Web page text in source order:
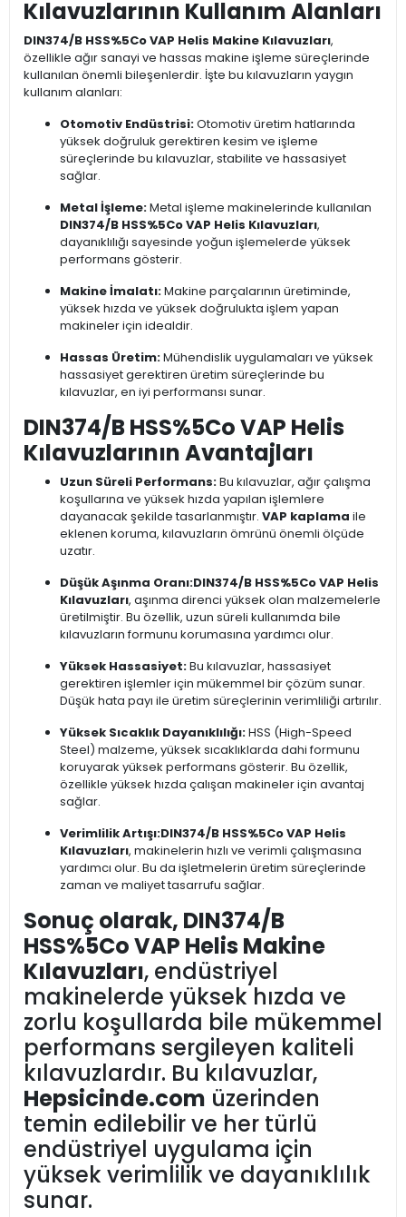
Kılavuzlarının Kullanım Alanları
DIN374/B HSS%5Co VAP Helis Makine Kılavuzları,
özellikle ağır sanayi ve hassas makine işleme süreçlerinde
kullanılan önemli bileşenlerdir. İşte bu kılavuzların yaygın
kullanım alanları:
Otomotiv Endüstrisi:Otomotiv üretim hatlarında
yüksek doğruluk gerektiren kesim ve işleme
süreçlerinde bu kılavuzlar, stabilite ve hassasiyet
sağlar.
Metal İşleme:Metal işleme makinelerinde kullanılan
DIN374/B HSS%5Co VAP Helis Kılavuzları,
dayanıklılığı sayesinde yoğun işlemelerde yüksek
performans gösterir.
Makine İmalatı:Makine parçalarının üretiminde,
yüksek hızda ve yüksek doğrulukta işlem yapan
makineler için idealdir.
Hassas Üretim:Mühendislik uygulamaları ve yüksek
hassasiyet gerektiren üretim süreçlerinde bu
kılavuzlar, en iyi performansı sunar.
DIN374/B HSS%5Co VAP Helis
Kılavuzlarının Avantajları
Uzun Süreli Performans:Bu kılavuzlar, ağır çalışma
koşullarına ve yüksek hızda yapılan işlemlere
dayanacak şekilde tasarlanmıştır. VAP kaplama ile
eklenen koruma, kılavuzların ömrünü önemli ölçüde
uzatır.
Düşük Aşınma Oranı:DIN374/B HSS%5Co VAP Helis
Kılavuzları, aşınma direnci yüksek olan malzemelerle
üretilmiştir. Bu özellik, uzun süreli kullanımda bile
kılavuzların formunu korumasına yardımcı olur.
Yüksek Hassasiyet:Bu kılavuzlar, hassasiyet
gerektiren işlemler için mükemmel bir çözüm sunar.
Düşük hata payı ile üretim süreçlerinin verimliliği artırılır.
Yüksek Sıcaklık Dayanıklılığı:HSS (High-Speed
Steel) malzeme, yüksek sıcaklıklarda dahi formunu
koruyarak yüksek performans gösterir. Bu özellik,
özellikle yüksek hızda çalışan makineler için avantaj
sağlar.
Verimlilik Artışı:DIN374/B HSS%5Co VAP Helis
Kılavuzları, makinelerin hızlı ve verimli çalışmasına
yardımcı olur. Bu da işletmelerin üretim süreçlerinde
zaman ve maliyet tasarrufu sağlar.
Sonuç olarak, DIN374/B
HSS%5Co VAP Helis Makine
Kılavuzları, endüstriyel
makinelerde yüksek hızda ve
zorlu koşullarda bile mükemmel
performans sergileyen kaliteli
kılavuzlardır. Bu kılavuzlar,
Hepsicinde.com üzerinden
temin edilebilir ve her türlü
endüstriyel uygulama için
yüksek verimlilik ve dayanıklılık
sunar.